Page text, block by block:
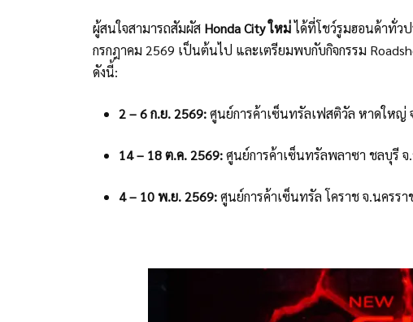
ผู้สนใจสามารถสัมผัส Honda City ใหม่ได้ที่โชว์รูมฮอนด้าทั่ว
กรกฎาคม 2569 เป็นต้นไป และเตรียมพบกับกิจกรรม
ดังนี้:
2 – 6 ก.ย. 2569:ศูนย์การค้าเซ็นทรัลเฟสติวัล หาดใหญ่
14 – 18 ต.ค. 2569:ศูนย์การค้าเซ็นทรัลพลาซา ชลบุรี จ
4 – 10 พ.ย. 2569:ศูนย์การค้าเซ็นทรัล โคราช จ.นครรา